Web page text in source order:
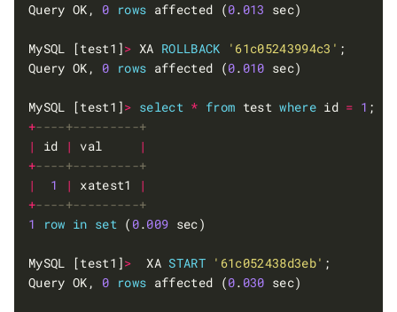
Query OK, 0 rows affected (0. 013
MySQL [test1]> XA ROLLBACK '61c05243994c3'
Query OK, 0 rows affected (0. 010
MySQL [test1]> select * from test where id = 1
+
|
id | val
|
+
|
1 | xatest1
|
+
1
row in set ( 0.009
MySQL [test1]>
  XA
START '61c052438d3eb'
Query OK, 0 rows affected (0. 030